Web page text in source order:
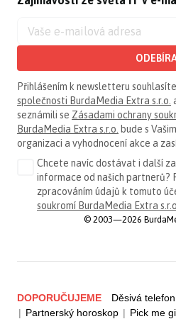
Přihlášením k newsletteru
společnosti BurdaMedia Extra s.r.o.
seznámili se Zásadami ochrany
BurdaMedia Extra s.r.o. bude s
organizaci a vyhodnocení akce a
Chcete navíc dostávat i další
informace od našich partnerů?
zpracováním údajů k tomuto
soukromí BurdaMedia Extra s.r.o.
© 2003—2026
DOPORUČUJEME Děsivá
| Partnerský horoskop | Pick me